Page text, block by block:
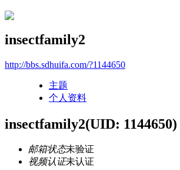
insectfamily2
http://bbs.sdhuifa.com/?1144650
主题
个人资料
insectfamily2(UID: 1144650)
邮箱状态未验证
视频认证未认证